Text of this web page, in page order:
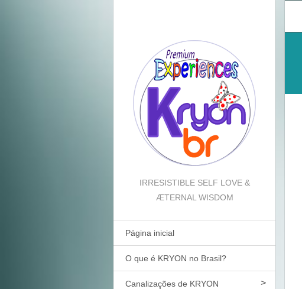
IRRESISTIBLE SELF LOVE &
ÆTERNAL WISDOM
Página inicial
O que é KRYON no Brasil?
Canalizações de KRYON